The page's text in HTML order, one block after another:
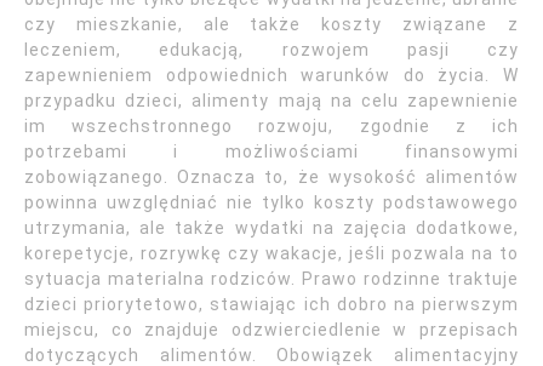
czy mieszkanie, ale także koszty związane z
leczeniem, edukacją, rozwojem pasji czy
zapewnieniem odpowiednich warunków do życia. W
przypadku dzieci, alimenty mają na celu zapewnienie
im wszechstronnego rozwoju, zgodnie z ich
potrzebami i możliwościami finansowymi
zobowiązanego. Oznacza to, że wysokość alimentów
powinna uwzględniać nie tylko koszty podstawowego
utrzymania, ale także wydatki na zajęcia dodatkowe,
korepetycje, rozrywkę czy wakacje, jeśli pozwala na to
sytuacja materialna rodziców. Prawo rodzinne traktuje
dzieci priorytetowo, stawiając ich dobro na pierwszym
miejscu, co znajduje odzwierciedlenie w przepisach
dotyczących alimentów. Obowiązek alimentacyjny